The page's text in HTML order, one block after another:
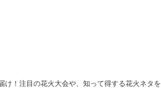
け！注目の花火大会や、知って得する花火ネタを